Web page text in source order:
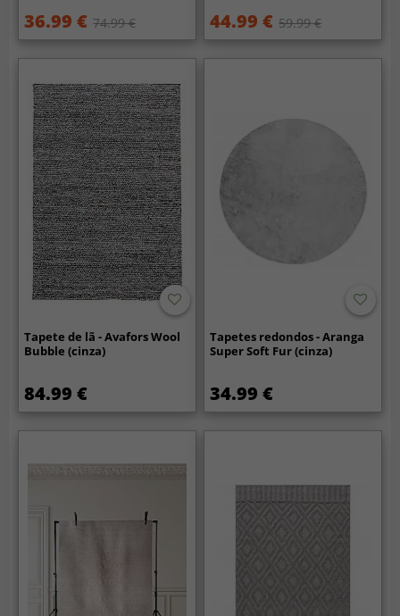
36.99 € 74.99 € 44.99 € 59.99 €
Tapete de lã - Avafors Wool
Bubble (cinza)
84.99 €
Tapetes redondos - Aranga
Super Soft Fur (cinza)
34.99 €